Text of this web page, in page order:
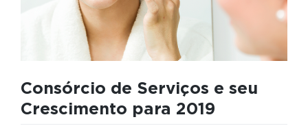
Consórcio de Serviços e seu
Crescimento para 2019